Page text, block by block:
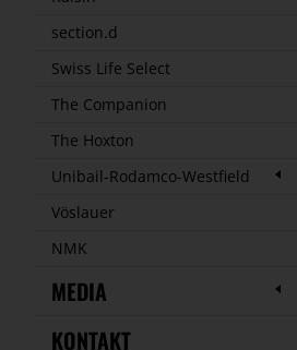
section.d
Swiss Life Select
The Companion
The Hoxton
Unibail-Rodamco-Westfield
Vöslauer
NMK
MEDIA
KONTAKT